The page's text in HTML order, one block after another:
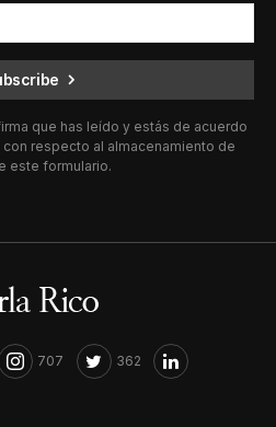
que has leído y estás de acuerdo
respecto al almacenamiento de
este formulario.
707 362